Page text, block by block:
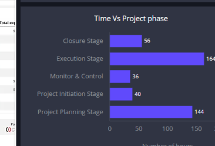
Nuestro Blog